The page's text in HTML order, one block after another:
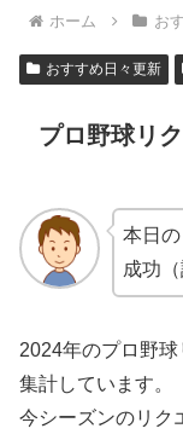
ホーム お
おすすめ日々更新
プロ野球リ
本日の
成功
2024年のプロ野
集計しています。
今シーズンのリク